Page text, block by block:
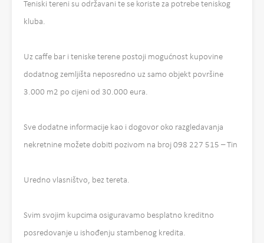
Teniski tereni su održavani te se koriste za potrebe teniskog
kluba.
Uz caffe bar i teniske terene postoji mogućnost kupovine
dodatnog zemljišta neposredno uz samo objekt površine
3.000 m2 po cijeni od 30.000 eura.
Sve dodatne informacije kao i dogovor oko razgledavanja
nekretnine možete dobiti pozivom na broj 098 227 515 – Tin
Uredno vlasništvo, bez tereta.
Svim svojim kupcima osiguravamo besplatno kreditno
posredovanje u ishođenju stambenog kredita.